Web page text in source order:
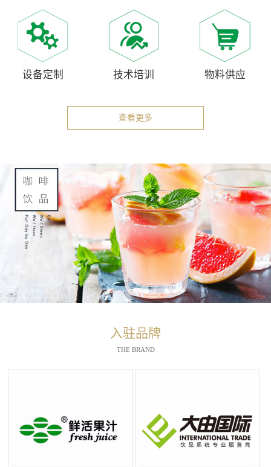
设备定制 技术培训 物料供应
查看更多
入驻品牌
THE BRAND